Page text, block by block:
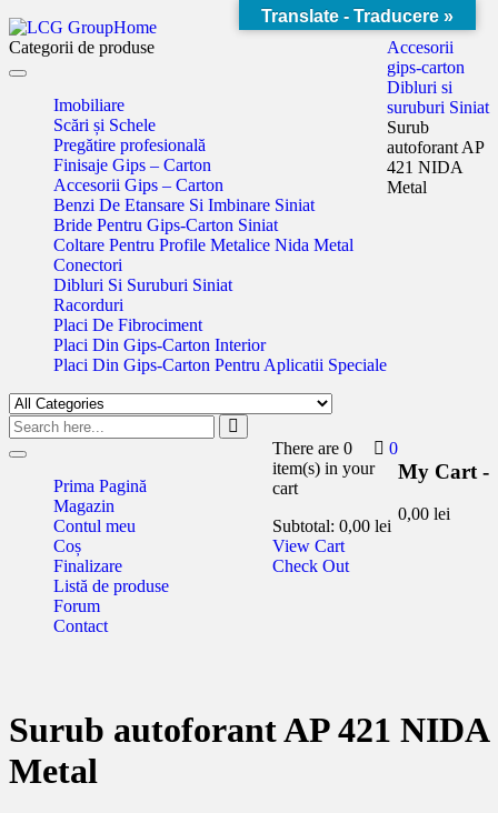
Categorii de produse
Toggle
navigationImobiliare
Scări și Schele
Pregătire profesională
Finisaje Gips – Carton
Accesorii Gips – Carton
Benzi De Etansare Si Imbinare Siniat
Bride Pentru Gips-Carton Siniat
Coltare Pentru Profile Metalice Nida Metal
Conectori
Dibluri Si Suruburi Siniat
Racorduri
Placi De Fibrociment
Placi Din Gips-Carton Interior
Placi Din Gips-Carton Pentru Aplicatii Speciale
Toggle
navigationPrima Pagină
Magazin
Contul meu
Coș
Finalizare
Listă de produse
Forum
Contact
My Cart -
0,00 lei
0
There are 0
item(s) in your
cart
Subtotal: 0,00 lei
View Cart
Check Out
Home
Accesorii
gips-carton
Dibluri si
suruburi Siniat
Surub
autoforant AP
421 NIDA
Metal
Surub autoforant AP 421 NIDA
Metal
Translate - Traducere »